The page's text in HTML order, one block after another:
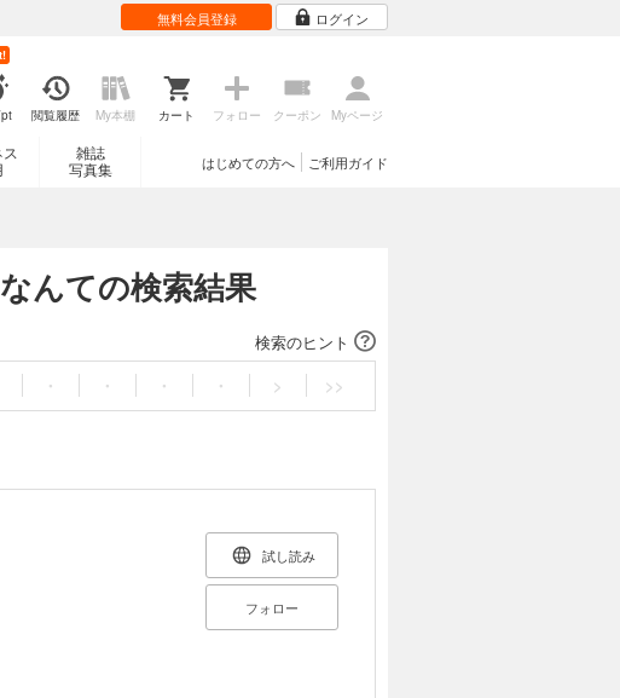
無料会員登録 ログイン
閲覧履歴 My本棚 カート フォロー クーポン Myページ
雑誌
写真集
ご利用ガイド
はじめての方へ
んての検索結果
検索のヒント
・ ・ ・ ・ > >>
試し読み
フォロー